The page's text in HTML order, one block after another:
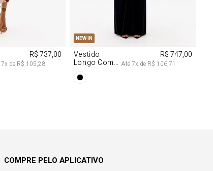
M
R$ 737,00
7x de R$ 105,28
NEW IN
PP M
Vestido
Longo Com
Na Frente
R$ 747,00
Até7x de R$ 106,71
COMPRE PELO APLICATIVO